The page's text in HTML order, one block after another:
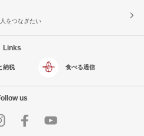
をつなぎたい
Links
納税 食べる通信
us